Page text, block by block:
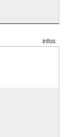
infos